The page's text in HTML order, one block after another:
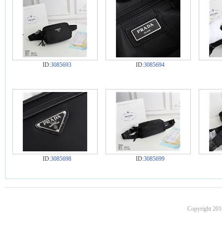
ID:3085693 ID:3085694
ID:3085698 ID:3085699
Copyright